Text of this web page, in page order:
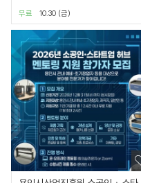
10.30 (금)
무료